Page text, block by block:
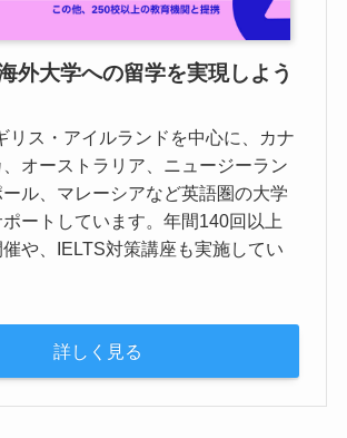
外大学への留学を実現しよう
リス・アイルランドを中心に、カナ
オーストラリア、ニュージーラン
ール、マレーシアなど英語圏の大学
ートしています。年間140回以上
や、IELTS対策講座も実施してい
詳しく見る